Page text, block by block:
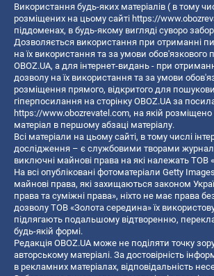
Використання будь-яких матеріалів ( в тому
розміщених на цьому сайті https://
піддоменах, в будь-якому вигляді суворо
Дозволяється використання при отриманні
на їх використання та за умови обов'язкового
OBOZ.UA, а для інтернет-видань - при
дозволу на їх використання та за умови
розміщення прямого, відкритого для
гіперпосилання на сторінку OBOZ.UA за
https://www.obozrevatel.com, на якій
матеріал в першому абзаці матеріалу.
Всі матеріали на цьому сайті, в тому числі
дослідження – є службовими творами
виключні майнові права на які належать ТОВ
На всі опубліковані фотоматеріали Getty
майнові права, які захищаються законом
права та суміжні права», ніхто не має права
дозволу ТОВ «Золота середина» їх
підлягають подальшому відтворенню,
будь-якій формі.
Редакція OBOZ.UA може не поділяти точку
авторському матеріалі. За достовірність
в рекламних матеріалах, відповідальність